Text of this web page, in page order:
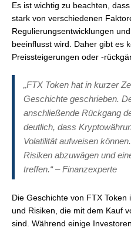
Es ist wichtig zu beachten,
stark von verschiedenen
Regulierungsentwicklungen
beeinflusst wird. Daher gibt es
Preissteigerungen oder -
„FTX Token hat in kurzer
Geschichte geschrieben.
anschließende Rückgang
deutlich, dass
Volatilität aufweisen
Risiken abzuwägen und
treffen.“ – Finanzexperte
Die Geschichte von FTX
und Risiken, die mit dem Kauf
sind. Während einige